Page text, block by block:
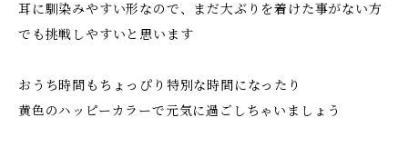
耳に馴染みやすい形なので、まだ大ぶりを着けた事がない方
でも挑戦しやすいと思います
おうち時間もちょっぴり特別な時間になったり
黄色のハッピーカラーで元気に過ごしちゃいましょう